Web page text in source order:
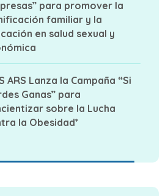
para promover la
familiar y la
en salud sexual y
ARS Lanza la Campaña “Si
Ganas” para
sobre la Lucha
la Obesidad*